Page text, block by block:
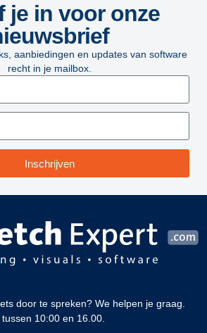
je in voor onze
aanbiedingen en updates van software
recht in je mailbox.
Inschrijven
door te spreken? We helpen je graag.
10:00 en 16.00.